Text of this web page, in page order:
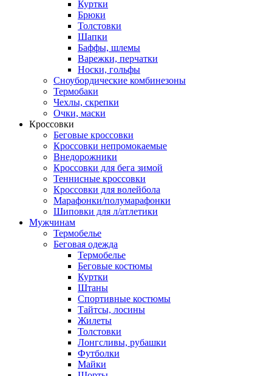
Куртки
Брюки
Толстовки
Шапки
Баффы, шлемы
Варежки, перчатки
Носки, гольфы
Сноубордические комбинезоны
Термобаки
Чехлы, скрепки
Очки, маски
Кроссовки
Беговые кроссовки
Кроссовки непромокаемые
Внедорожники
Кроссовки для бега зимой
Теннисные кроссовки
Кроссовки для волейбола
Марафонки/полумарафонки
Шиповки для л/атлетики
Мужчинам
Термобелье
Беговая одежда
Термобелье
Беговые костюмы
Куртки
Штаны
Спортивные костюмы
Тайтсы, лосины
Жилеты
Толстовки
Лонгсливы, рубашки
Футболки
Майки